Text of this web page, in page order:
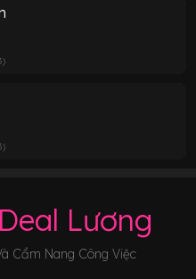
)
)
Deal Lương
Cẩm Nang Công Việc